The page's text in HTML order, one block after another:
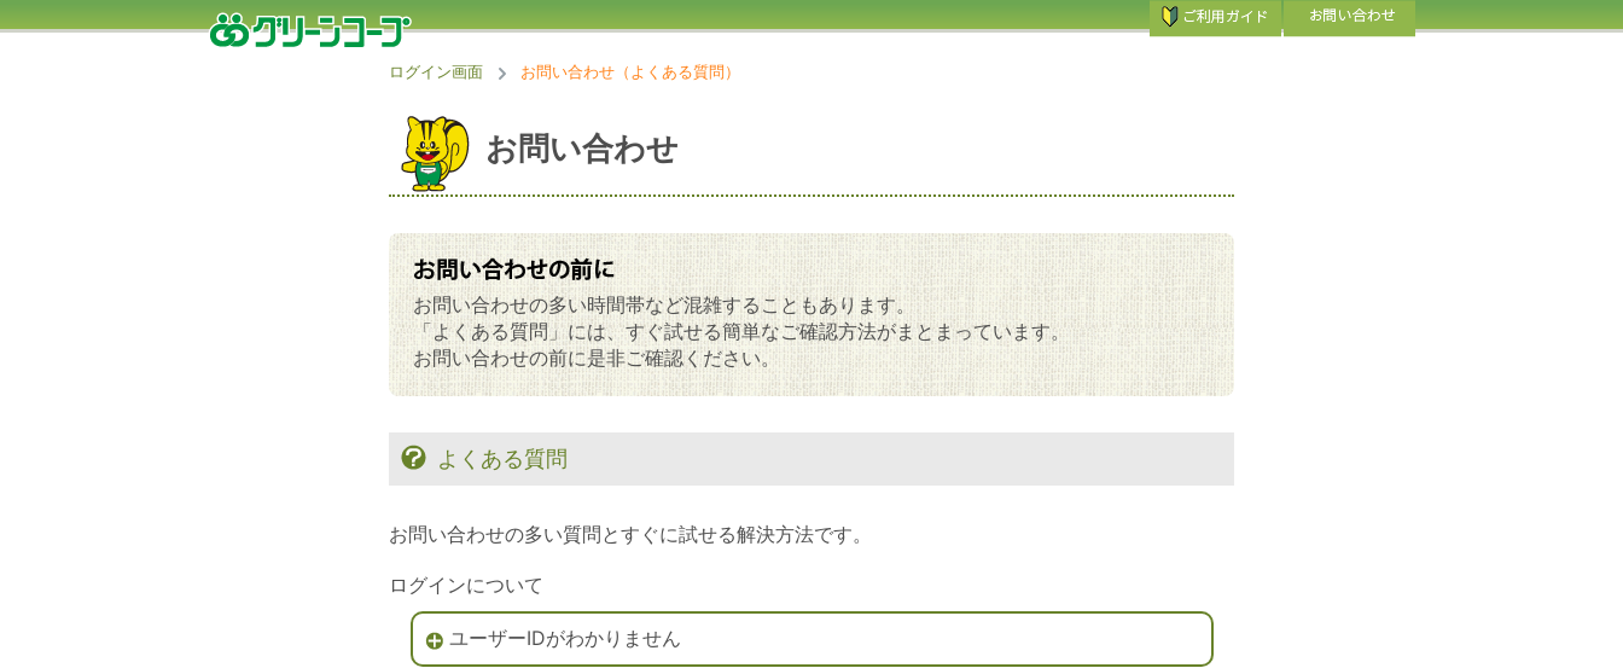
ログイン画面 お問い合わせ（よくある質問）
お問い合わせ
お問い合わせの多い時間帯など混雑することもあります。
「よくある質問」には、すぐ試せる簡単なご確認方法がまとまっています。
お問い合わせの前に是非ご確認ください。
よくある質問
お問い合わせの多い質問とすぐに試せる解決方法です。
ログインについて
ユーザーIDがわかりません